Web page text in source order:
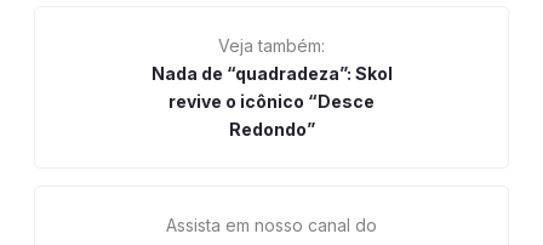
Veja também:
Nada de “quadradeza”: Skol
revive o icônico “Desce
Redondo”
Assista em nosso canal do